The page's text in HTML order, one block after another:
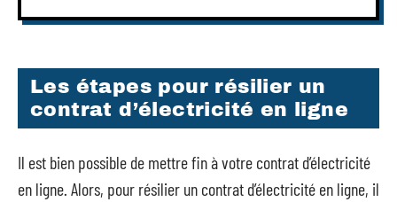
Les étapes pour résilier un
contrat d’électricité en ligne
Il est bien possible de mettre fin à votre contrat d’électricité
en ligne. Alors, pour résilier un contrat d’électricité en ligne, il